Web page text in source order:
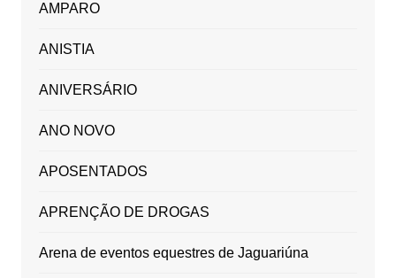
AMPARO
ANISTIA
ANIVERSÁRIO
ANO NOVO
APOSENTADOS
APRENÇÃO DE DROGAS
Arena de eventos equestres de Jaguariúna